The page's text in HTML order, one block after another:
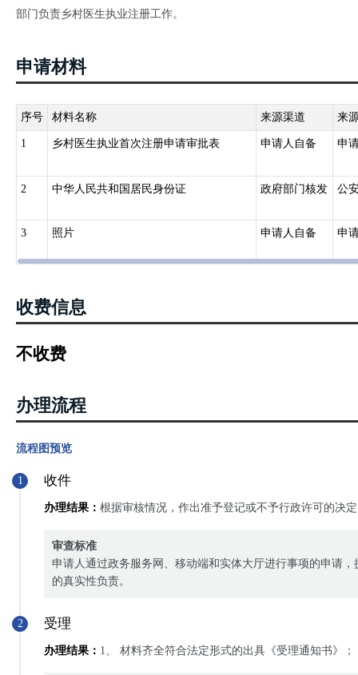
部门负责乡村医生执业注册工作。
申请材料
序号 材料名称 来源渠道 来
1 乡村医生执业首次注册申请审批表 申请人自备 申
2 中华人民共和国居民身份证 政府部门核发 公
3 照片 申请人自备 申
收费信息
不收费
办理流程
流程图预览
1 收件
办理结果： 根据审核情况，作出准予登记或不予行政许可的决
审查标准
申请人通过政务服务网、移动端和实体大厅进行事项的申请
的真实性负责。
2 受理
办理结果： 1、 材料齐全符合法定形式的出具《受理通知书》